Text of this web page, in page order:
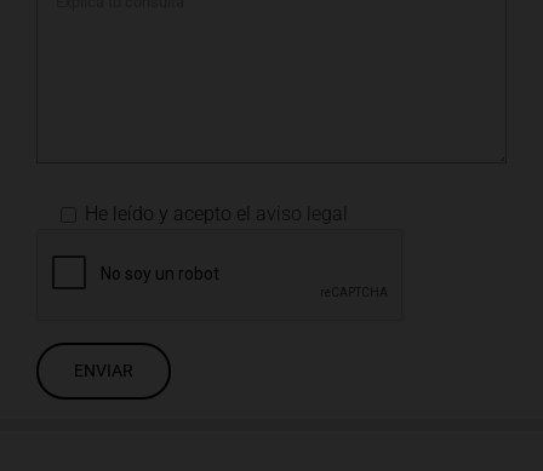
He leído y acepto el aviso legal